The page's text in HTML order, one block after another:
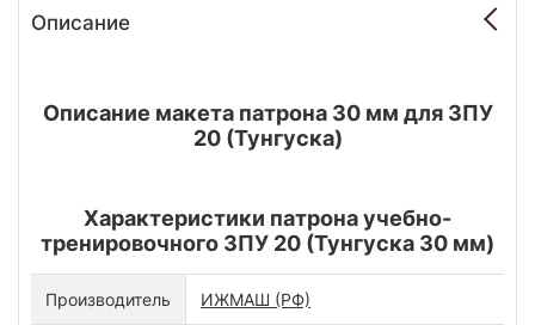
Описание
Описание макета патрона 30 мм для ЗПУ
20 (Тунгуска)
Характеристики патрона учебно-
тренировочного ЗПУ 20 (Тунгуска 30 мм)
Производитель ИЖМАШ (РФ)